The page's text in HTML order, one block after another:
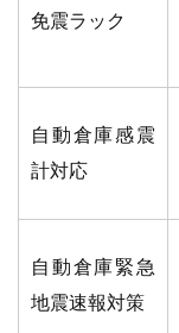
免震ラック
自動倉庫感震
計対応
自動倉庫緊急
地震速報対策